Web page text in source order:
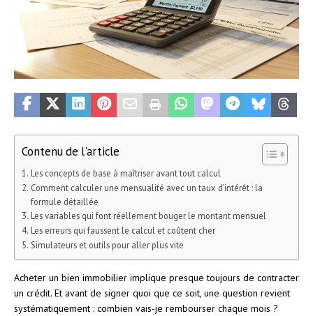
Contenu de l'article
Les concepts de base à maîtriser avant tout calcul
Comment calculer une mensualité avec un taux d’intérêt : la
formule détaillée
Les variables qui font réellement bouger le montant mensuel
Les erreurs qui faussent le calcul et coûtent cher
Simulateurs et outils pour aller plus vite
Acheter un bien immobilier implique presque toujours de contracter
un crédit. Et avant de signer quoi que ce soit, une question revient
systématiquement : combien vais-je rembourser chaque mois ?